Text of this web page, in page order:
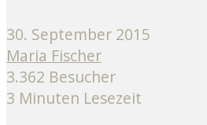
30. September 2015
Maria Fischer
3.362 Besucher
3 Minuten Lesezeit